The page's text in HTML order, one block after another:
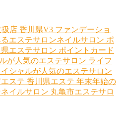
店 香川県V3 ファンデーショ
エステサロンネイルサロン ポ
エステサロン ポイントカード
が人気のエステサロン ライフ
シャルが人気のエステサロン
ステ 香川県エステ 年末年始の
イルサロン 丸亀市エステサロ